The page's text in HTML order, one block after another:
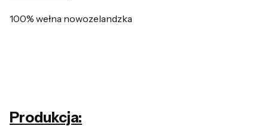
100% wełna nowozelandzka
Produkcja: